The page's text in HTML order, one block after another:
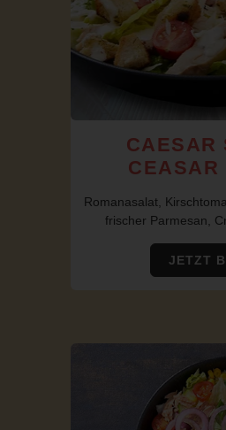
CAESAR
CEASAR
Romanasalat,
frischer Parmesan,
JETZT